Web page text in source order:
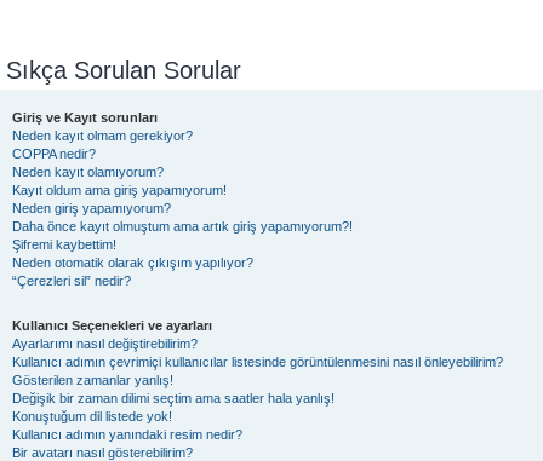
Sıkça Sorulan Sorular
Giriş ve Kayıt sorunları
Neden kayıt olmam gerekiyor?
COPPA nedir?
Neden kayıt olamıyorum?
Kayıt oldum ama giriş yapamıyorum!
Neden giriş yapamıyorum?
Daha önce kayıt olmuştum ama artık giriş yapamıyorum?!
Şifremi kaybettim!
Neden otomatik olarak çıkışım yapılıyor?
“Çerezleri sil” nedir?
Kullanıcı Seçenekleri ve ayarları
Ayarlarımı nasıl değiştirebilirim?
Kullanıcı adımın çevrimiçi kullanıcılar listesinde görüntülenmesini nasıl önleyebilirim?
Gösterilen zamanlar yanlış!
Değişik bir zaman dilimi seçtim ama saatler hala yanlış!
Konuştuğum dil listede yok!
Kullanıcı adımın yanındaki resim nedir?
Bir avatarı nasıl gösterebilirim?